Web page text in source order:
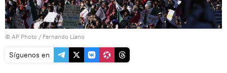
© AP Photo / Fernando Llano
Síguenos en